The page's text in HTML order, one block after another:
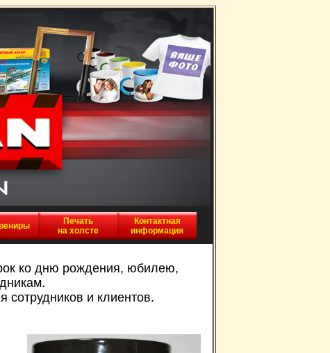
Печать
на холсте
Контактная
информация
ко дню рождения, юбилею,
сотрудников и клиентов.